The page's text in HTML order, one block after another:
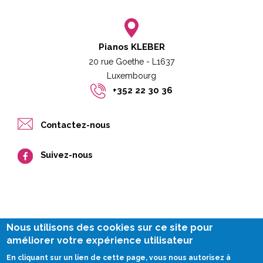
Pianos KLEBER
20 rue Goethe - L1637
Luxembourg​​
+352 22 30 36
Contactez-nous
Suivez-nous
Legal notice
Nous utilisons des cookies sur ce site pour
améliorer votre expérience utilisateur
En cliquant sur un lien de cette page, vous nous autorisez à